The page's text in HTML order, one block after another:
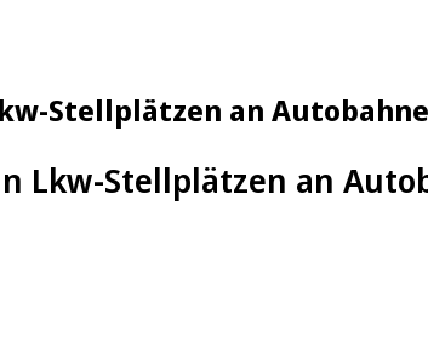
Stellplätzen an
Lkw-Stellplätzen an